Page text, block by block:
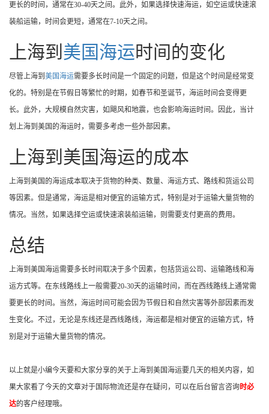
更长的时间，通常在30-40天之间。此外，如果选择快速海运，如空运或快速滚
装船运输，时间会更短，通常在7-10天之间。
上海到 美国海运时间的变化
尽管上海到 美国海运需要多长时间是一个固定的问题，但是这个时间是经常变
化的。特别是在节假日等繁忙的时期，如春节和圣诞节，海运时间会变得更
长。此外，大规模自然灾害，如飓风和地震，也会影响海运时间。因此，当计
划上海到美国的海运时，需要多考虑一些外部因素。
上海到美国海运的成本
上海到美国的海运成本取决于货物的种类、数量、海运方式、路线和货运公司
等因素。但是通常，海运是相对便宜的运输方式，特别是对于运输大量货物的
情况。当然，如果选择空运或快速滚装船运输，则需要支付更高的费用。
总结
上海到美国海运需要多长时间取决于多个因素，包括货运公司、运输路线和海
运方式等。在东线路线上一般需要20-30天的运输时间，而在西线路线上通常需
要更长的时间。当然，海运时间可能会因为节假日和自然灾害等外部因素而发
生变化。不过，无论是东线还是西线路线，海运都是相对便宜的运输方式，特
别是对于运输大量货物的情况。
以上就是小编今天要和大家分享的关于上海到美国海运要几天的相关内容，如
果大家看了今天的文章对于国际物流还是存在疑问，可以在后台留言咨询时必
达的客户经理哦。